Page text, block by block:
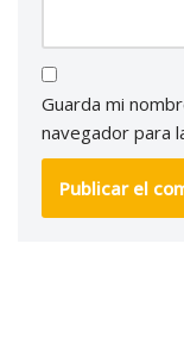
Guarda mi
navegador para